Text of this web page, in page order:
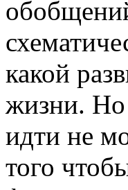
какой
жизни. Но
идти не
того